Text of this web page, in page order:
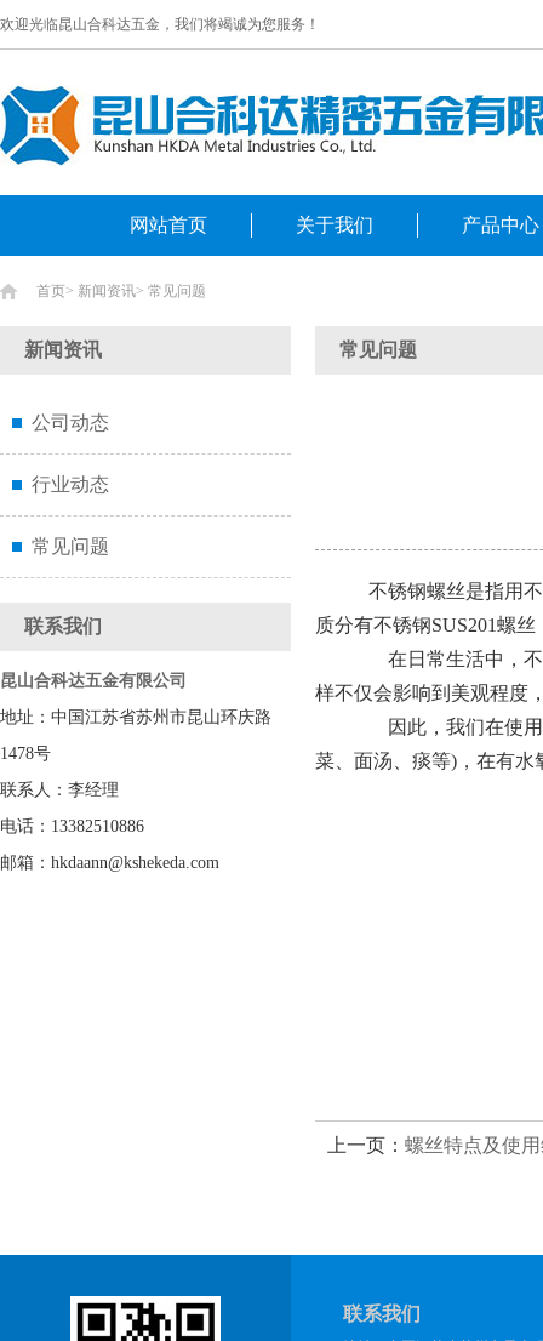
欢迎光临昆山合科达五金，我们将竭诚为您服务！
网站首页 关于我们 产品中心
首页> 新闻资讯> 常见问题
新闻资讯
公司动态
行业动态
常见问题
联系我们
昆山合科达五金有限公司
地址：中国江苏省苏州市昆山环庆路
1478号
联系人：李经理
电话：13382510886
邮箱：hkdaann@kshekeda.com
常见问题
不锈钢螺丝是指用不
质分有不锈钢SUS201螺
在日常生活中，不
样不仅会影响到美观程度
因此，我们在使用
菜、面汤、痰等)，在有
上一页： 螺丝特点及使
联系我们